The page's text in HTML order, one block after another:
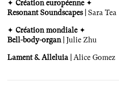
✦ Création européenne✦
Resonant Soundscapes | Sara Tea
✦ Création mondiale✦
Bell-body-organ | Julie Zhu
Lament & Alleluia |
Alice Gomez